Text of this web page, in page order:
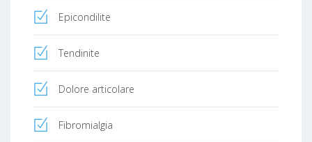
Epicondilite
Tendinite
Dolore articolare
Fibromialgia